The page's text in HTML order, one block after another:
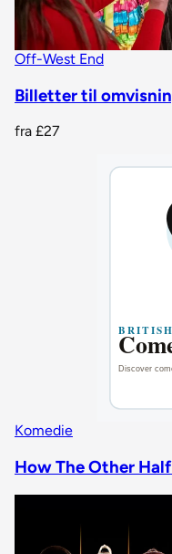
Off-West End
Billetter til
fra £27
Komedie
How The Other